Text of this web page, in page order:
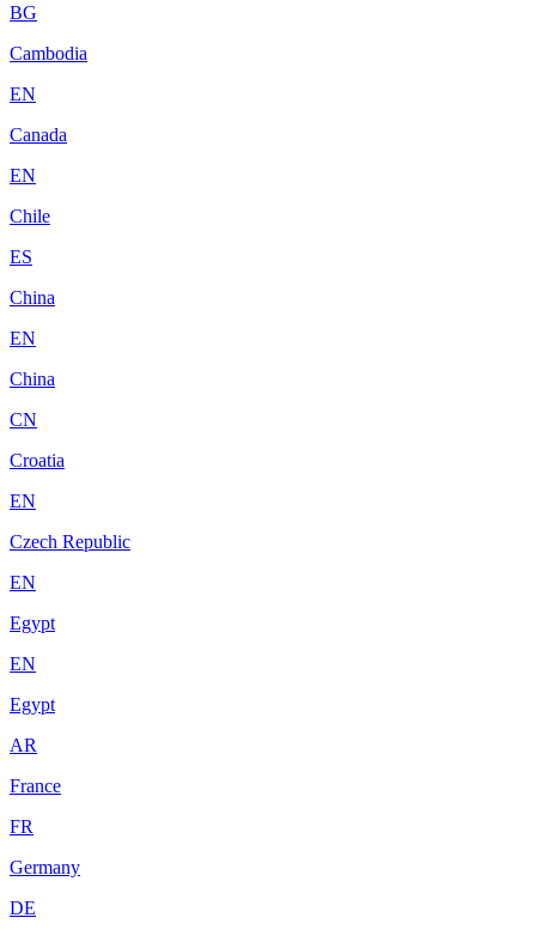
BG
Cambodia
EN
Canada
EN
Chile
ES
China
EN
China
CN
Croatia
EN
Czech Republic
EN
Egypt
EN
Egypt
AR
France
FR
Germany
DE